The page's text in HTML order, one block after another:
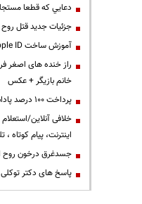
دعايي كه قطعا
جزئیات جدید قتل روح
آموزش ساخت Apple ID برای کاربران ایرانی
راز خنده های اصغر
خانم بازیگر + عکس
پرداخت ۱۰۰ درصد پاداش پایان خدمت فرهنگیان
خلافی آنلاین/
اینترنت، پیام کوتاه ،
جسدغرق درخون روح
پاسخ های دکتر